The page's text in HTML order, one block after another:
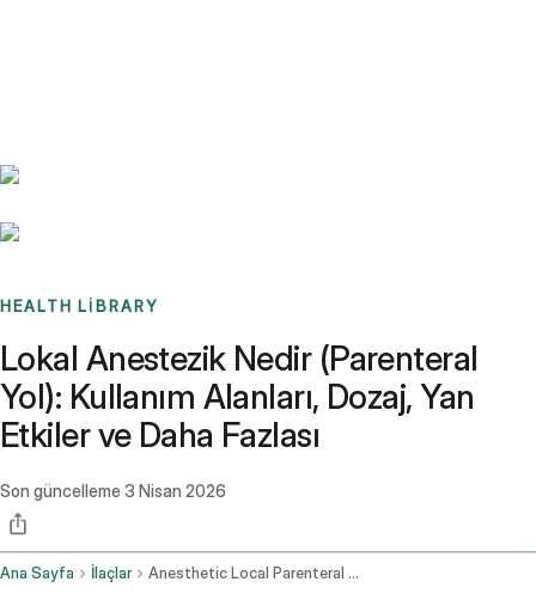
HEALTH LIBRARY
Lokal Anestezik Nedir (Parenteral
Yol): Kullanım Alanları, Dozaj, Yan
Etkiler ve Daha Fazlası
Son güncelleme 3 Nisan 2026
Ana Sayfa İlaçlar Anesthetic Local Parenteral Route